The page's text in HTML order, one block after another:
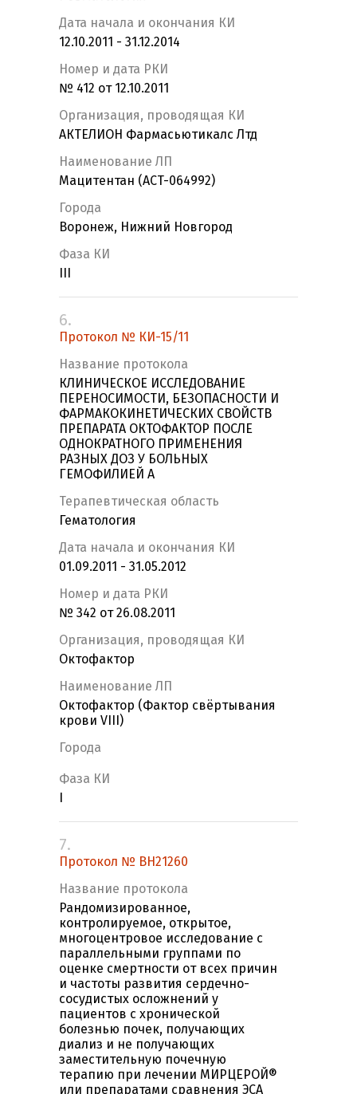
Дата начала и окончания КИ
12.10.2011 - 31.12.2014
Номер и дата РКИ
№ 412 от 12.10.2011
Организация, проводящая КИ
АКТЕЛИОН Фармасьютикалс Лтд
Наименование ЛП
Мацитентан (ACT-064992)
Города
Воронеж, Нижний Новгород
Фаза КИ
6.
Протокол № КИ-15/11
Название протокола
КЛИНИЧЕСКОЕ ИССЛЕДОВАНИЕ
ПЕРЕНОСИМОСТИ, БЕЗОПАСНОСТИ И
ФАРМАКОКИНЕТИЧЕСКИХ СВОЙСТВ
ПРЕПАРАТА ОКТОФАКТОР ПОСЛЕ
ОДНОКРАТНОГО ПРИМЕНЕНИЯ
РАЗНЫХ ДОЗ У БОЛЬНЫХ
ГЕМОФИЛИЕЙ А
Терапевтическая область
Гематология
Дата начала и окончания КИ
01.09.2011 - 31.05.2012
Номер и дата РКИ
№ 342 от 26.08.2011
Организация, проводящая КИ
Октофактор
Наименование ЛП
Октофактор (Фактор свёртывания
крови VIII)
Города
Фаза КИ
7.
Протокол № BH21260
Название протокола
Рандомизированное,
контролируемое, открытое,
многоцентровое исследование с
параллельными группами по
оценке смертности от всех причин
и частоты развития сердечно-
сосудистых осложнений у
пациентов с хронической
болезнью почек, получающих
диализ и не получающих
заместительную почечную
терапию при лечении МИРЦЕРОЙ®
или препаратами сравнения ЭСА